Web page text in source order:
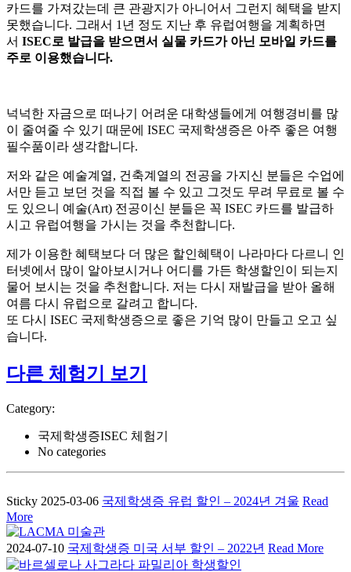
카드를 가져갔는데 큰 관광지가 아니어서 그런지 혜택을 받지
못했습니다. 그래서 1년 정도 지난 후 유럽여행을 계획하면
서 ISEC로 발급을 받으면서 실물 카드가 아닌 모바일 카드를
주로 이용했습니다.
넉넉한 자금으로 떠나기 어려운 대학생들에게 여행경비를 많
이 줄여줄 수 있기 때문에 ISEC 국제학생증은 아주 좋은 여행
필수품이라 생각합니다.
저와 같은 예술계열, 건축계열의 전공을 가지신 분들은 수업에
서만 듣고 보던 것을 직접 볼 수 있고 그것도 무려 무료로 볼 수
도 있으니 예술(Art) 전공이신 분들은 꼭 ISEC 카드를 발급하
시고 유럽여행을 가시는 것을 추천합니다.
제가 이용한 혜택보다 더 많은 할인혜택이 나라마다 다르니 인
터넷에서 많이 알아보시거나 어디를 가든 학생할인이 되는지
물어 보시는 것을 추천합니다. 저는 다시 재발급을 받아 올해
여름 다시 유럽으로 갈려고 합니다.
또 다시 ISEC 국제학생증으로 좋은 기억 많이 만들고 오고 싶
습니다.
다른 체험기 보기
Category:
국제학생증ISEC 체험기
No categories
Sticky 2025-03-06 국제학생증 유럽 할인 – 2024년 겨울 Read
More
2024-07-10 국제학생증 미국 서부 할인 – 2022년 Read More